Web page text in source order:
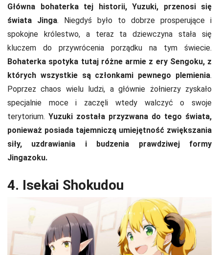
Główna bohaterka tej historii, Yuzuki, przenosi się
świata Jinga. Niegdyś było to dobrze prosperujące i
spokojne królestwo, a teraz ta dziewczyna stała się
kluczem do przywrócenia porządku na tym świecie.
Bohaterka spotyka tutaj różne armie z ery Sengoku, z
których wszystkie są członkami pewnego plemienia.
Poprzez chaos wielu ludzi, a głównie żołnierzy zyskało
specjalnie moce i zaczęli wtedy walczyć o swoje
terytorium. Yuzuki została przyzwana do tego świata,
ponieważ posiada tajemniczą umiejętność zwiększania
siły, uzdrawiania i budzenia prawdziwej formy
Jingazoku.
4. Isekai Shokudou